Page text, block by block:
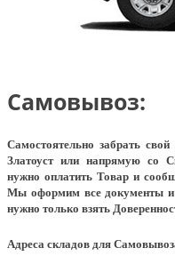
Самовывоз:
Самостоятельно забрать
Златоуст или напрямую со
нужно оплатить Товар и
Мы оформим все документы и
нужно только взять
Адреса складов для